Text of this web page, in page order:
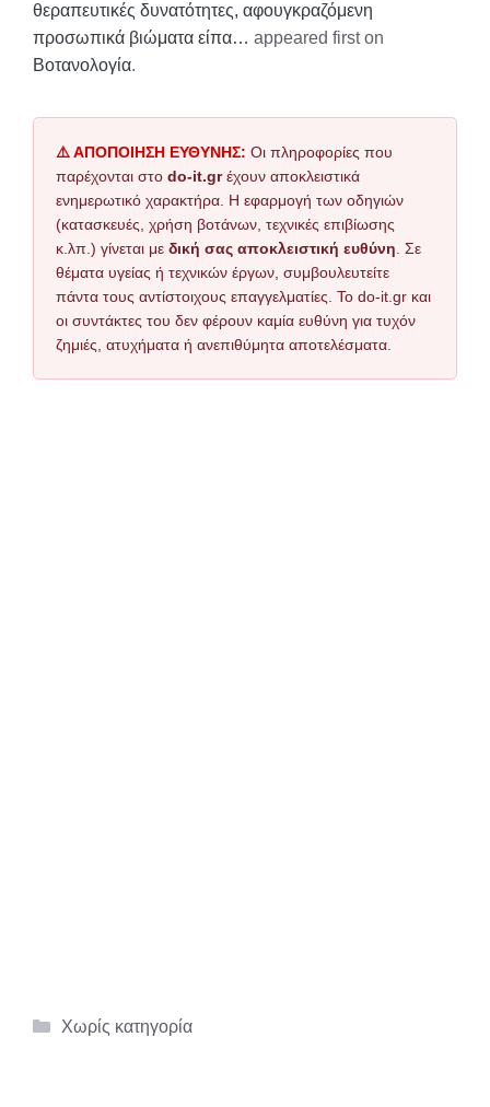
θεραπευτικές δυνατότητες, αφουγκραζόμενη
προσωπικά βιώματα είπα… appeared first on
Βοτανολογία.
⚠️ ΑΠΟΠΟΙΗΣΗ ΕΥΘΥΝΗΣ: Οι πληροφορίες που
παρέχονται στο do-it.grέχουν αποκλειστικά
ενημερωτικό χαρακτήρα. Η εφαρμογή των οδηγιών
(κατασκευές, χρήση βοτάνων, τεχνικές επιβίωσης
κ.λπ.) γίνεται με δική σας αποκλειστική ευθύνη . Σε
θέματα υγείας ή τεχνικών έργων, συμβουλευτείτε
πάντα τους αντίστοιχους επαγγελματίες. Το do-it.gr και
οι συντάκτες του δεν φέρουν καμία ευθύνη για τυχόν
ζημιές, ατυχήματα ή ανεπιθύμητα αποτελέσματα.
Κατηγορίες
Χωρίς κατηγορία